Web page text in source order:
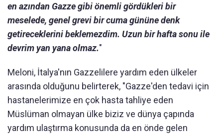
en azından Gazze gibi önemli gördükleri bir
meselede, genel grevi bir cuma gününe denk
getireceklerini beklemezdim. Uzun bir hafta sonu ile
devrim yan yana olmaz."
Meloni, İtalya'nın Gazzelilere yardım eden ülkeler
arasında olduğunu belirterek, "Gazze'den tedavi için
hastanelerimize en çok hasta tahliye eden
Müslüman olmayan ülke biziz ve dünya çapında
yardım ulaştırma konusunda da en önde gelen